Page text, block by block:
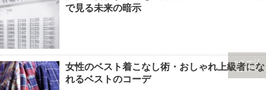
で見る未来の暗示
女性のベスト着こなし術・おしゃれ上級者にな
れるベストのコーデ
ページ
上部へ